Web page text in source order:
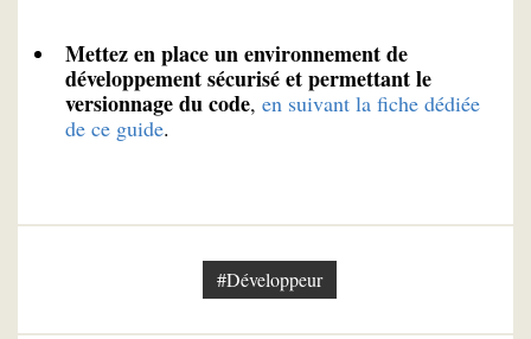
Mettez en place un environnement de
développement sécurisé et permettant le
versionnage du code, en suivant la fiche dédiée
de ce guide.
#Développeur